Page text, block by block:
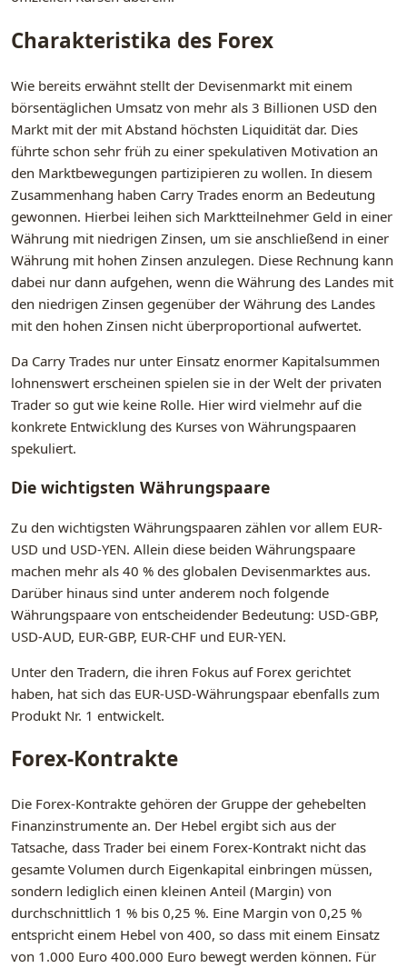
Charakteristika des Forex
Wie bereits erwähnt stellt der Devisenmarkt mit einem
börsentäglichen Umsatz von mehr als 3 Billionen USD den
Markt mit der mit Abstand höchsten Liquidität dar. Dies
führte schon sehr früh zu einer spekulativen Motivation an
den Marktbewegungen partizipieren zu wollen. In diesem
Zusammenhang haben Carry Trades enorm an Bedeutung
gewonnen. Hierbei leihen sich Marktteilnehmer Geld in einer
Währung mit niedrigen Zinsen, um sie anschließend in einer
Währung mit hohen Zinsen anzulegen. Diese Rechnung kann
dabei nur dann aufgehen, wenn die Währung des Landes mit
den niedrigen Zinsen gegenüber der Währung des Landes
mit den hohen Zinsen nicht überproportional aufwertet.
Da Carry Trades nur unter Einsatz enormer Kapitalsummen
lohnenswert erscheinen spielen sie in der Welt der privaten
Trader so gut wie keine Rolle. Hier wird vielmehr auf die
konkrete Entwicklung des Kurses von Währungspaaren
spekuliert.
Die wichtigsten Währungspaare
Zu den wichtigsten Währungspaaren zählen vor allem EUR-
USD und USD-YEN. Allein diese beiden Währungspaare
machen mehr als 40 % des globalen Devisenmarktes aus.
Darüber hinaus sind unter anderem noch folgende
Währungspaare von entscheidender Bedeutung: USD-GBP,
USD-AUD, EUR-GBP, EUR-CHF und EUR-YEN.
Unter den Tradern, die ihren Fokus auf Forex gerichtet
haben, hat sich das EUR-USD-Währungspaar ebenfalls zum
Produkt Nr. 1 entwickelt.
Forex-Kontrakte
Die Forex-Kontrakte gehören der Gruppe der gehebelten
Finanzinstrumente an. Der Hebel ergibt sich aus der
Tatsache, dass Trader bei einem Forex-Kontrakt nicht das
gesamte Volumen durch Eigenkapital einbringen müssen,
sondern lediglich einen kleinen Anteil (Margin) von
durchschnittlich 1 % bis 0,25 %. Eine Margin von 0,25 %
entspricht einem Hebel von 400, so dass mit einem Einsatz
von 1.000 Euro 400.000 Euro bewegt werden können. Für